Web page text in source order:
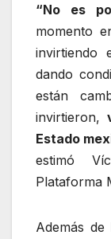
“No es
momento
invirtiendo
dando
están
invirtieron,
Estado
estimó
Plataforma
Además